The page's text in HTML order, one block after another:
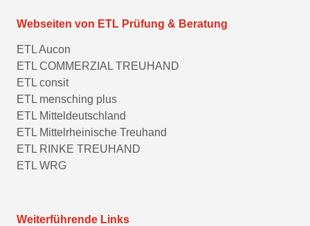
Webseiten von ETL Prüfung & Beratung
ETL Aucon
ETL COMMERZIAL TREUHAND
ETL consit
ETL mensching plus
ETL Mitteldeutschland
ETL Mittelrheinische Treuhand
ETL RINKE TREUHAND
ETL WRG
Weiterführende Links